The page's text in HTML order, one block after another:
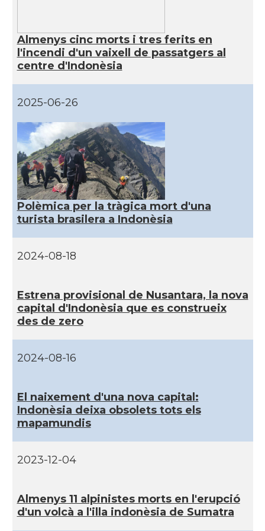
Almenys cinc morts i tres ferits en
l'incendi d'un vaixell de passatgers al
centre d'Indonèsia
2025-06-26
Polèmica per la tràgica mort d'una
turista brasilera a Indonèsia
2024-08-18
Estrena provisional de Nusantara, la nova
capital d'Indonèsia que es construeix
des de zero
2024-08-16
El naixement d'una nova capital:
Indonèsia deixa obsolets tots els
mapamundis
2023-12-04
Almenys 11 alpinistes morts en l'erupció
d'un volcà a l'illa indonèsia de Sumatra